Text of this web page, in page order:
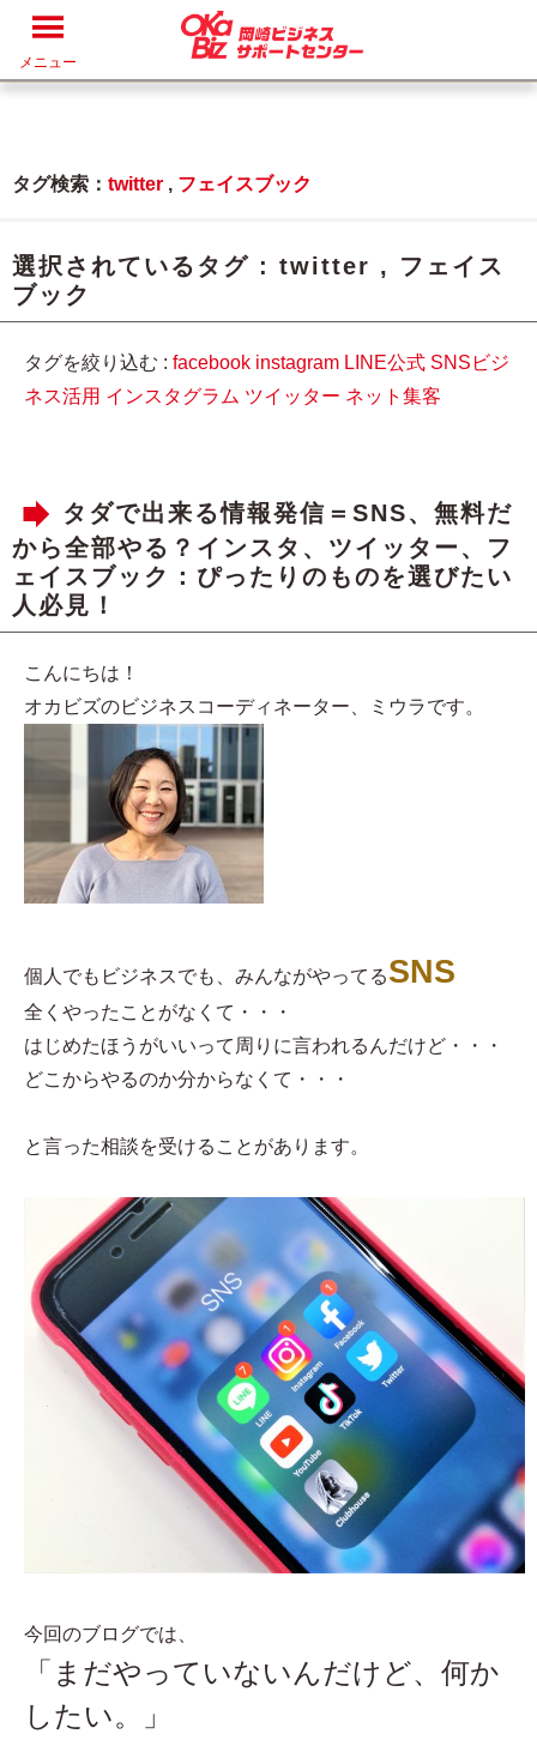
メニュー
タグ検索： twitter , フェイスブック
選択されているタグ : twitter , フェイス
ブック
タグを絞り込む : facebook instagram LINE公式 SNSビジ
ネス活用 インスタグラム ツイッター ネット集客
タダで出来る情報発信＝SNS、無料だ
から全部やる？インスタ、ツイッター、フ
ェイスブック：ぴったりのものを選びたい
人必見！
こんにちは！
オカビズのビジネスコーディネーター、ミウラです。
個人でもビジネスでも、みんながやってるSNS
全くやったことがなくて・・・
はじめたほうがいいって周りに言われるんだけど・・・
どこからやるのか分からなくて・・・
と言った相談を受けることがあります。
今回のブログでは、
「まだやっていないんだけど、何か
したい。」